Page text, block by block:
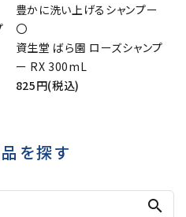
豊かに洗い上げるシャンプー
資生堂 ばら園 ローズシャンプ
ー RX 300mL
825円(税込)
を探す
search